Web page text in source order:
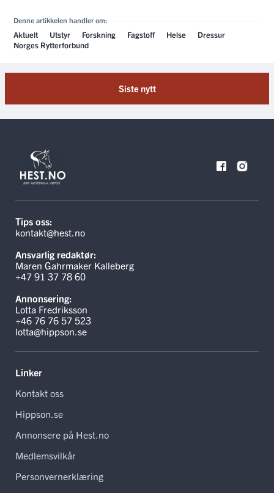
Denne artikkelen handler om:
Aktuelt Utstyr Forskning Fagstoff Helse
Dressur
Norges Rytterforbund
Siste nytt
Tips oss:
kontakt@hest.no
Ansvarlig redaktør:
Maren Gahrmaker Kalleberg
+47 91 37 78 60
Annonsering:
Lotta Fredriksson
+46 76 76 57 523
lotta@hippson.se
Linker
Kontakt oss
Hippson.se
Annonsere på Hest.no
Medlemsvilkår
Personvernerklæring